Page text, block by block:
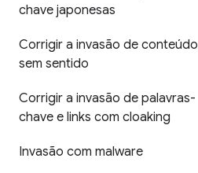
chave japonesas
Corrigir a invasão de conteúdo
sem sentido
Corrigir a invasão de palavras-
chave e links com cloaking
Invasão com malware